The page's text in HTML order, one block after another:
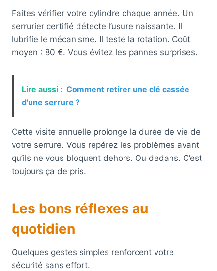
Faites vérifier votre cylindre chaque année. Un
serrurier certifié détecte l’usure naissante. Il
lubrifie le mécanisme. Il teste la rotation. Coût
moyen : 80 €. Vous évitez les pannes surprises.
Lire aussi : Comment retirer une clé cassée
d'une serrure ?
Cette visite annuelle prolonge la durée de vie de
votre serrure. Vous repérez les problèmes avant
qu’ils ne vous bloquent dehors. Ou dedans. C’est
toujours ça de pris.
Les bons réflexes au
quotidien
Quelques gestes simples renforcent votre
sécurité sans effort.